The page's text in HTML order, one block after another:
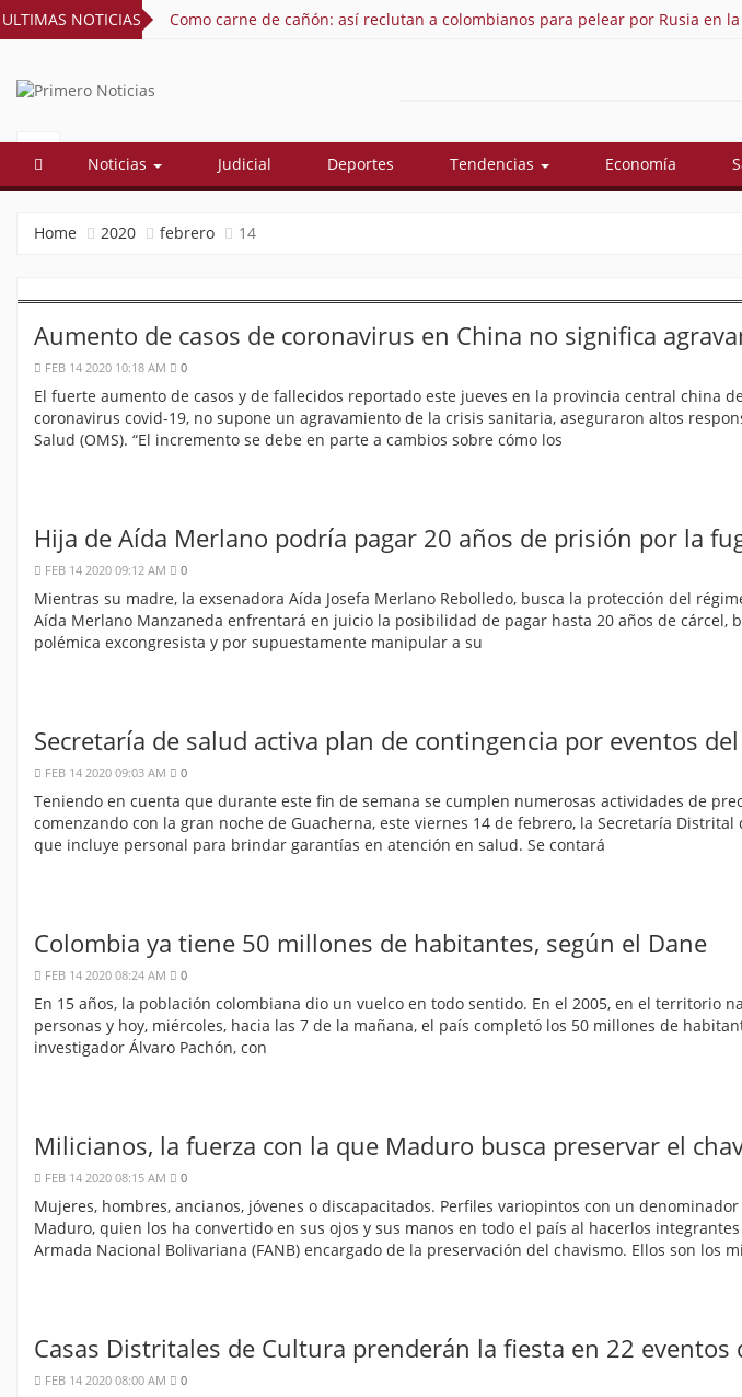
ULTIMAS NOTICIAS Como carne de cañón: así reclutan a colombianos para pelear por Rusia en
NOTICIAS
Noticias Judicial Deportes Tendencias Economía
Home 2020 febrero 14
Aumento de casos de coronavirus en China no significa
FEB 14 2020 10:18 AM 0
El fuerte aumento de casos y de fallecidos reportado este jueves en la provincia central china
coronavirus covid-19, no supone un agravamiento de la crisis sanitaria, aseguraron altos
Salud (OMS). “El incremento se debe en parte a cambios sobre cómo los
Hija de Aída Merlano podría pagar 20 años de prisión por la
FEB 14 2020 09:12 AM 0
Mientras su madre, la exsenadora Aída Josefa Merlano Rebolledo, busca la protección del
Aída Merlano Manzaneda enfrentará en juicio la posibilidad de pagar hasta 20 años de cárcel,
polémica excongresista y por supuestamente manipular a su
Secretaría de salud activa plan de contingencia por eventos
FEB 14 2020 09:03 AM 0
Teniendo en cuenta que durante este fin de semana se cumplen numerosas actividades de
comenzando con la gran noche de Guacherna, este viernes 14 de febrero, la Secretaría
que incluye personal para brindar garantías en atención en salud. Se contará
Colombia ya tiene 50 millones de habitantes, según el Dane
FEB 14 2020 08:24 AM 0
En 15 años, la población colombiana dio un vuelco en todo sentido. En el 2005, en el territorio
personas y hoy, miércoles, hacia las 7 de la mañana, el país completó los 50 millones de
investigador Álvaro Pachón, con
Milicianos, la fuerza con la que Maduro busca preservar el
FEB 14 2020 08:15 AM 0
Mujeres, hombres, ancianos, jóvenes o discapacitados. Perfiles variopintos con un
Maduro, quien los ha convertido en sus ojos y sus manos en todo el país al hacerlos
Armada Nacional Bolivariana (FANB) encargado de la preservación del chavismo. Ellos son los
Casas Distritales de Cultura prenderán la fiesta en 22 eventos
FEB 14 2020 08:00 AM 0